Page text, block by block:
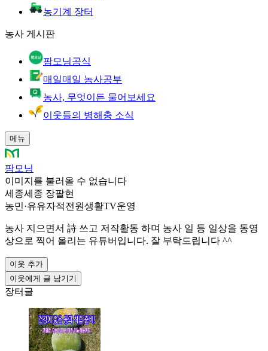
농기계 장터
농사 게시판
팜모닝공식
매일매일 농사공부
농사, 무엇이든 물어보세요
이웃들의 병해충 소식
메뉴
팜모닝
이미지를 불러올 수 없습니다
세종세종 장팔현
농민·유유자적전원생활TV운영
농사 지으면서 詩 쓰고 저작활동 하며 농사 일 등 일상을 동영
상으로 찍어 올리는 유튜버입니다. 잘 부탁드립니다 ^^
이웃 추가
이웃에게 글 남기기
장터글